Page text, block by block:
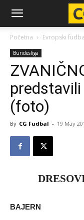
CG-
Fudbal
Početna Evropski
Bundesliga
(foto)
By CG Fudbal - 19 May
BAJERN